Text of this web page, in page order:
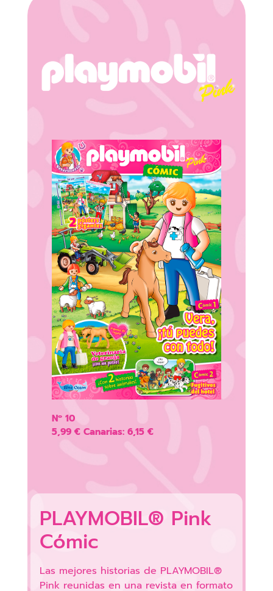
Nº 10
5,99 € Canarias: 6,15 €
PLAYMOBIL® Pink
Cómic
Las mejores historias de PLAYMOBIL®
Pink reunidas en una revista en formato